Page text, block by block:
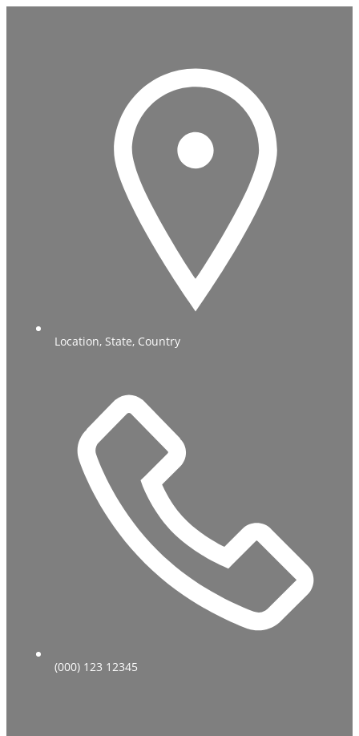
Location, State, Country
(000) 123 12345